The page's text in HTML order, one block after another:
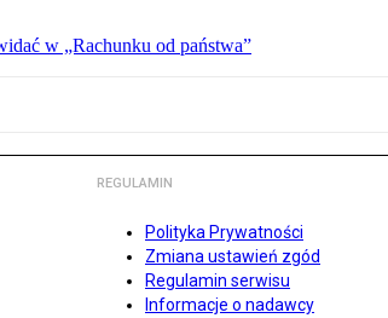
w „Rachunku od państwa”
REGULAMIN
Polityka Prywatności
Zmiana ustawień zgód
Regulamin serwisu
Informacje o nadawcy